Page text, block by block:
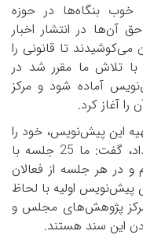
خوب بنگاه‌ها در حوزه
آن‌ها در انتشار اخبار
تا قانونی را
تلاش ما مقرر شد در
آماده شود و مرکز
آغاز کرد.
این پیش‌نویس، خود را
در معرض نقد انتقادهای بسیاری قرار داد، گفت: ما 25 جلسه با
در هر جلسه از فعالان
اولیه با لحاظ
پژوهش‌های مجلس و
این سند هستند.